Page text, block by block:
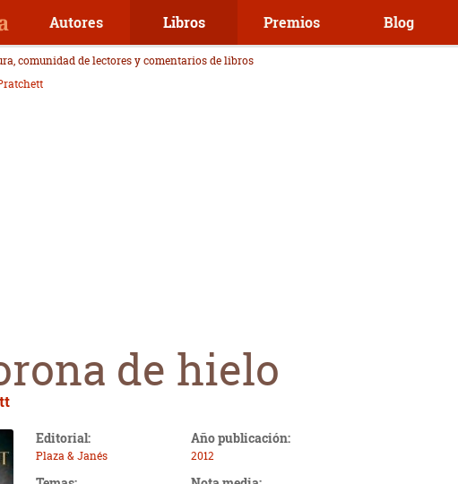
Autores Libros Premios Blog
comunidad de lectores y comentarios de libros
de hielo
Editorial:
Plaza & Janés
Año publicación:
2012